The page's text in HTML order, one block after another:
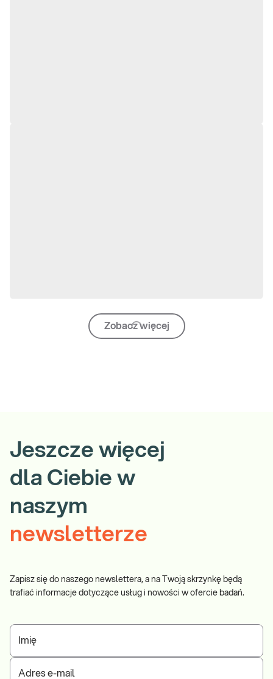
Zobacz więcej
Jeszcze więcej
dla Ciebie w
naszym
newsletterze
Zapisz się do naszego newslettera, a na Twoją skrzynkę będą
trafiać informacje dotyczące usług i nowości w ofercie badań.
Imię
Adres e-mail